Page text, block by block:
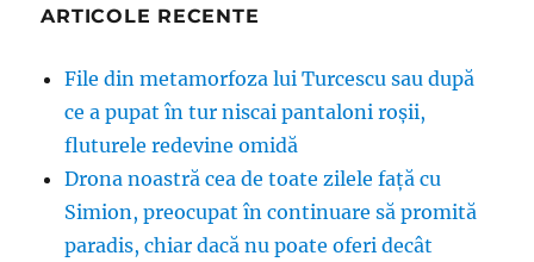
ARTICOLE RECENTE
File din metamorfoza lui Turcescu sau după
ce a pupat în tur niscai pantaloni roșii,
fluturele redevine omidă
Drona noastră cea de toate zilele față cu
Simion, preocupat în continuare să promită
paradis, chiar dacă nu poate oferi decât